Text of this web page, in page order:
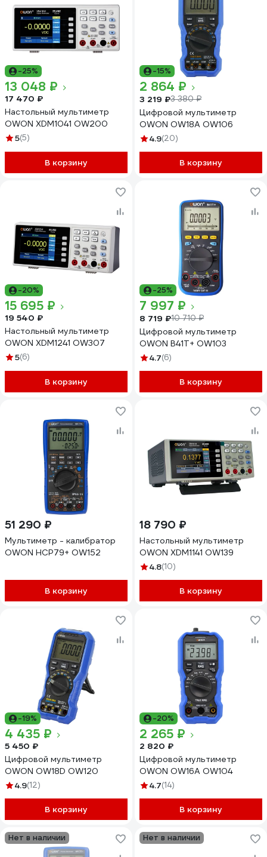
-25%
13 048 ₽
17 470 ₽
Настольный мультиметр
OWON XDM1041 OW200
5(5)
В корзину
-15%
2 864 ₽
3 219 ₽3 380 ₽
Цифровой мультиметр
OWON OW18A OW106
4.9(20)
В корзину
-20%
15 695 ₽
19 540 ₽
Настольный мультиметр
OWON XDM1241 OW307
5(6)
В корзину
-25%
7 997 ₽
8 719 ₽10 710 ₽
Цифровой мультиметр
OWON B41T+ OW103
4.7(6)
В корзину
51 290 ₽
Мультиметр - калибратор
OWON HCP79+ OW152
В корзину
18 790 ₽
Настольный мультиметр
OWON XDM1141 OW139
4.8(10)
В корзину
-19%
4 435 ₽
5 450 ₽
Цифровой мультиметр
OWON OW18D OW120
4.9(12)
В корзину
-20%
2 265 ₽
2 820 ₽
Цифровой мультиметр
OWON OW16A OW104
4.7(14)
В корзину
Нет в наличии Нет в наличии